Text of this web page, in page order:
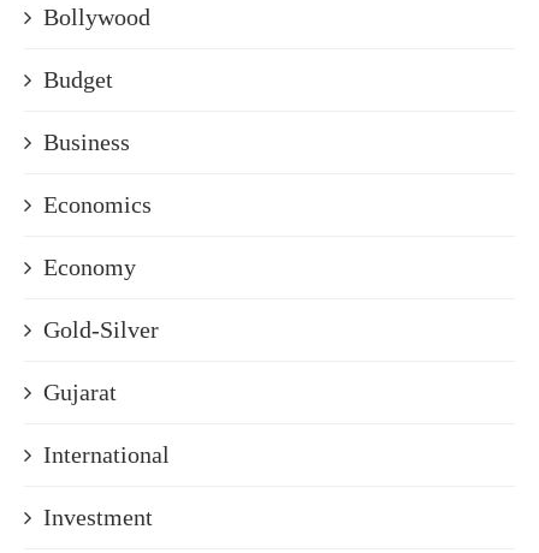
Bollywood
Budget
Business
Economics
Economy
Gold-Silver
Gujarat
International
Investment